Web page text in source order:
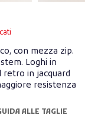
con mezza zip.
Loghi in
retro in jacquard
resistenza
ALLE TAGLIE